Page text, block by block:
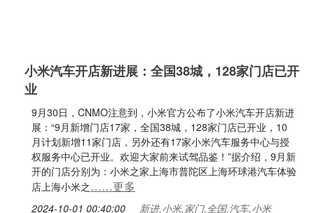
小米汽车开店新进展：全国38城，128家门店已开
业
9月30日，CNMO注意到，小米官方公布了小米汽车开店新进
展：“9月新增门店17家，全国38城，128家门店已开业，10
月计划新增11家门店，另外还有17家小米汽车服务中心与授
权服务中心已开业。欢迎大家前来试驾品鉴！”据介绍，9月新
开的门店分别为：小米之家上海市普陀区上海环球港汽车体验
店上海小米之……更多
2024-10-01 00:40:00 新进,小米,家门,全国,汽车,小米